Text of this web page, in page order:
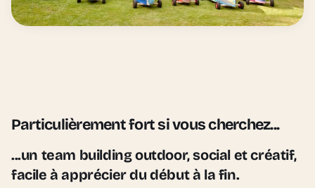
Particulièrement fort si vous cherchez...
...un team building outdoor, social et créatif,
facile à apprécier du début à la fin.